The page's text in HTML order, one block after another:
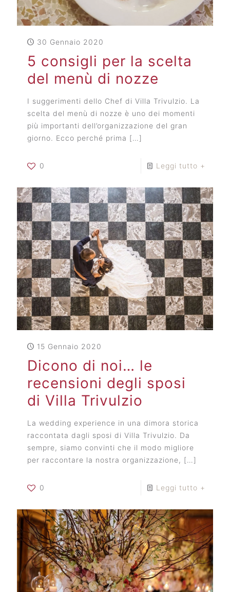
30 Gennaio 2020
5 consigli per la scelta
del menù di nozze
I suggerimenti dello Chef di Villa Trivulzio. La
scelta del menù di nozze è uno dei momenti
più importanti dell’organizzazione del gran
giorno. Ecco perché prima […]
0 Leggi tutto +
15 Gennaio 2020
Dicono di noi… le
recensioni degli sposi
di Villa Trivulzio
La wedding experience in una dimora storica
raccontata dagli sposi di Villa Trivulzio. Da
sempre, siamo convinti che il modo migliore
per raccontare la nostra organizzazione, […]
0 Leggi tutto +